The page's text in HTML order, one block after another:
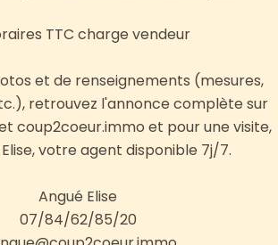
TTC charge vendeur
et de renseignements (mesures,
retrouvez l'annonce complète sur
coup2coeur.immo et pour une visite,
votre agent disponible 7j/7.
Angué Elise
07/84/62/85/20